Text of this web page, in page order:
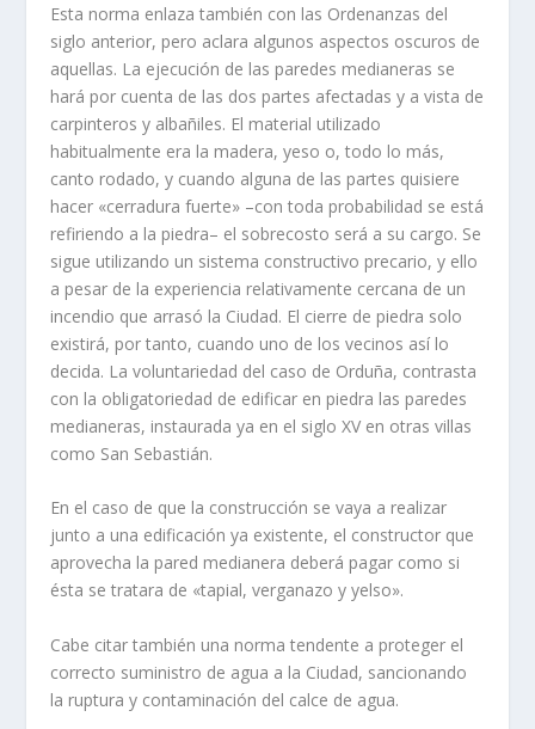
Esta norma enlaza también con las Ordenanzas del
siglo anterior, pero aclara algunos aspectos oscuros de
aquellas. La ejecución de las paredes medianeras se
hará por cuenta de las dos partes afectadas y a vista de
carpinteros y albañiles. El material utilizado
habitualmente era la madera, yeso o, todo lo más,
canto rodado, y cuando alguna de las partes quisiere
hacer «cerradura fuerte» –con toda probabilidad se está
refiriendo a la piedra– el sobrecosto será a su cargo. Se
sigue utilizando un sistema constructivo precario, y ello
a pesar de la experiencia relativamente cercana de un
incendio que arrasó la Ciudad. El cierre de piedra solo
existirá, por tanto, cuando uno de los vecinos así­ lo
decida. La voluntariedad del caso de Orduña, contrasta
con la obligatoriedad de edificar en piedra las paredes
medianeras, instaurada ya en el siglo XV en otras villas
como San Sebas­tián.
En el caso de que la construcción se vaya a realizar
junto a una edifi­cación ya existente, el constructor que
aprovecha la pared medianera de­berá pagar como si
ésta se tratara de «tapial, verganazo y yelso».
Cabe citar también una norma tendente a proteger el
correcto suminis­tro de agua a la Ciudad, sancionando
la ruptura y contaminación del calce de agua.